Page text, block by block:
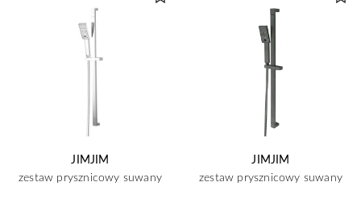
JIMJIM
zestaw prysznicowy suwany
JIMJIM
zestaw prysznicowy suwany